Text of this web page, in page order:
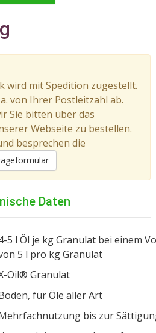
wird mit Spedition zugestellt.
von Ihrer Postleitzahl ab.
Sie bitten über das
Webseite zu bestellen.
besprechen die
Daten
5 l Öl je kg Granulat bei einem
5 l pro kg Granulat
Oil® Granulat
für Öle aller Art
bis zur